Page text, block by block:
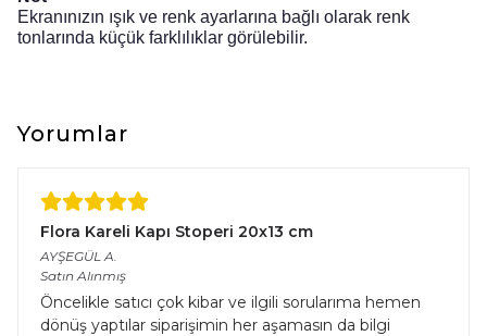
Ekranınızın ışık ve renk ayarlarına bağlı olarak renk
tonlarında küçük farklılıklar görülebilir.
Yorumlar
Flora Kareli Kapı Stoperi 20x13 cm
AYŞEGÜL A.
Satın Alınmış
Öncelikle satıcı çok kibar ve ilgili sorularıma hemen
dönüş yaptılar siparişimin her aşamasın da bilgi